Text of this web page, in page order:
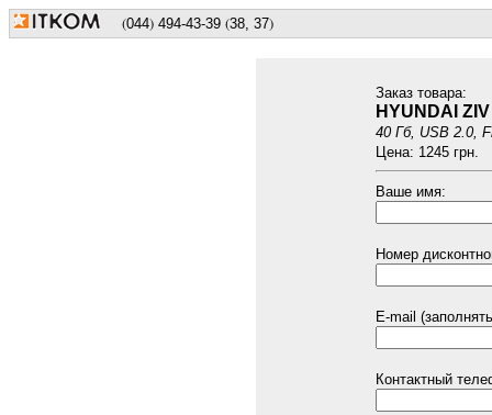
(044) 494-43-39 (38, 37)
Заказ товарa:
HYUNDAI
40 Гб, USB 2.0,
Цена: 1245 грн.
Ваше имя:
Номер
E-mail
Контактный